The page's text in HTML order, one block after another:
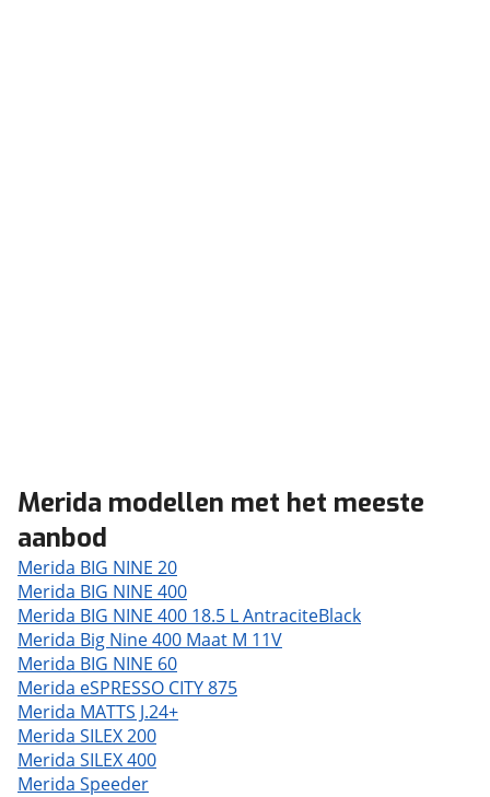
Merida modellen met het meeste
aanbod
Merida BIG NINE 20
Merida BIG NINE 400
Merida BIG NINE 400 18.5 L AntraciteBlack
Merida Big Nine 400 Maat M 11V
Merida BIG NINE 60
Merida eSPRESSO CITY 875
Merida MATTS J.24+
Merida SILEX 200
Merida SILEX 400
Merida Speeder